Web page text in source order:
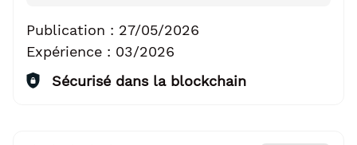
Publication : 27/05/2026
Expérience : 03/2026
Sécurisé dans la blockchain